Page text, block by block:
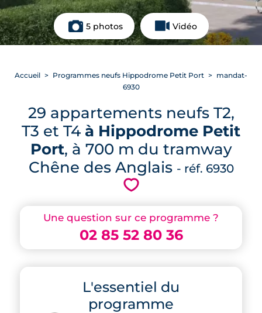
5 photos Vidéo
Une question sur ce programme ?
02 85 52 80 36
L'essentiel du
programme
Accueil Programmes neufs Hippodrome Petit Port
mandat-
6930
29 appartements neufs T2,
T3 et T4 à Hippodrome Petit
Port, à 700 m du tramway
Chêne des Anglais - réf. 6930
💗